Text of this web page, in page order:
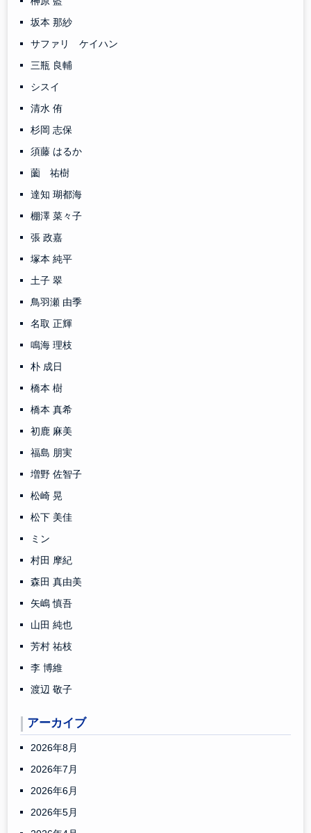
坂本 那紗
サファリ ケイハン
三瓶 良輔
シスイ
清水 侑
杉岡 志保
須藤 はるか
薗 祐樹
達知 瑚都海
棚澤 菜々子
張 政嘉
塚本 純平
土子 翠
鳥羽瀬 由季
名取 正輝
鳴海 理枝
朴 成日
橋本 樹
橋本 真希
初鹿 麻美
福島 朋実
増野 佐智子
松崎 晃
松下 美佳
ミン
村田 摩紀
森田 真由美
矢嶋 慎吾
山田 純也
芳村 祐枝
李 博維
渡辺 敬子
アーカイブ
2026年8月
2026年7月
2026年6月
2026年5月